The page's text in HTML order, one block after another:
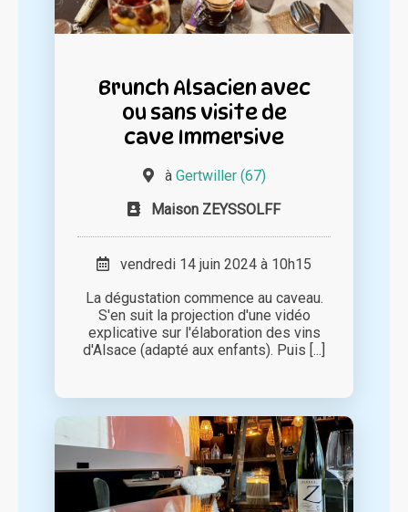
Brunch Alsacien avec
ou sans visite de
cave Immersive
à Gertwiller (67)
Maison ZEYSSOLFF
vendredi 14 juin 2024 à 10h15
La dégustation commence au caveau.
S'en suit la projection d'une vidéo
explicative sur l'élaboration des vins
d'Alsace (adapté aux enfants). Puis [...]